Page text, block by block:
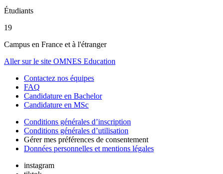
Étudiants
19
Campus en France et à l'étranger
Aller sur le site OMNES Education
Contactez nos équipes
FAQ
Candidature en Bachelor
Candidature en MSc
Conditions générales d’inscription
Conditions générales d’utilisation
Gérer mes préférences de consentement
Données personnelles et mentions légales
instagram